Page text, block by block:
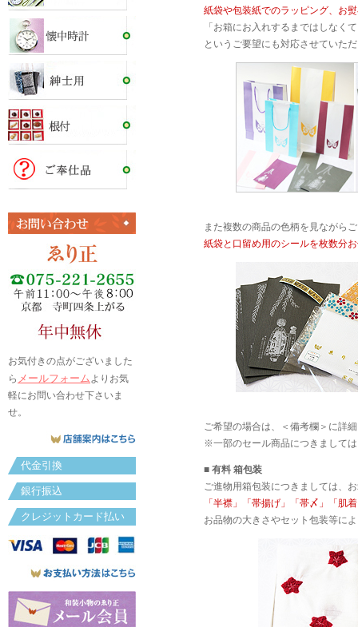
お気付きの点がございました
ら メールフォームよりお気
軽にお問い合わせ下さいま
せ。
代金引換
銀行振込
クレジットカード払い
紙袋や包装紙でのラッピング、お
「お箱にお入れするまではしなく
というご要望にも対応させていた
また複数の商品の色柄を見ながら
紙袋と口留め用のシールを枚数分
ご希望の場合は、＜備考欄＞に詳
※一部のセール商品につきまして
■ 有料 箱包装
ご進物用箱包装につきましては、
「半襟」「帯揚げ」「帯〆」「肌
お品物の大きさやセット包装等に